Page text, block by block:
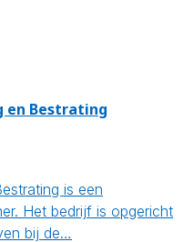
en Bestrating
is een
Het bedrijf is opgericht
bij de…